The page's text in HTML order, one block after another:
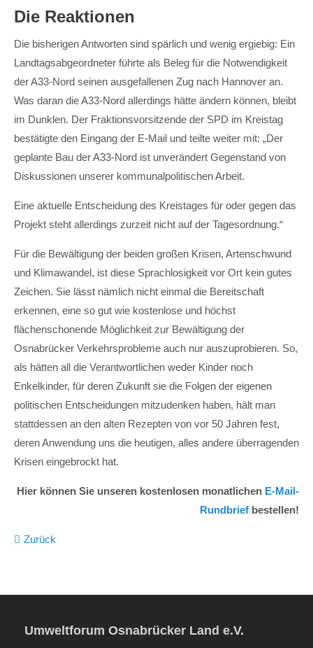
Die Reaktionen
Die bisherigen Antworten sind spärlich und wenig ergiebig: Ein
Landtagsabgeordneter führte als Beleg für die Notwendigkeit
der A33-Nord seinen ausgefallenen Zug nach Hannover an.
Was daran die A33-Nord allerdings hätte ändern können, bleibt
im Dunklen. Der Fraktionsvorsitzende der SPD im Kreistag
bestätigte den Eingang der E-Mail und teilte weiter mit: „Der
geplante Bau der A33-Nord ist unverändert Gegenstand von
Diskussionen unserer kommunalpolitischen Arbeit.
Eine aktuelle Entscheidung des Kreistages für oder gegen das
Projekt steht allerdings zurzeit nicht auf der Tagesordnung.“
Für die Bewältigung der beiden großen Krisen, Artenschwund
und Klimawandel, ist diese Sprachlosigkeit vor Ort kein gutes
Zeichen. Sie lässt nämlich nicht einmal die Bereitschaft
erkennen, eine so gut wie kostenlose und höchst
flächenschonende Möglichkeit zur Bewältigung der
Osnabrücker Verkehrsprobleme auch nur auszuprobieren. So,
als hätten all die Verantwortlichen weder Kinder noch
Enkelkinder, für deren Zukunft sie die Folgen der eigenen
politischen Entscheidungen mitzudenken haben, hält man
stattdessen an den alten Rezepten von vor 50 Jahren fest,
deren Anwendung uns die heutigen, alles andere überragenden
Krisen eingebrockt hat.
Hier können Sie unseren kostenlosen monatlichen E-Mail-
Rundbrief bestellen!
Zurück
Umweltforum Osnabrücker Land e.V.